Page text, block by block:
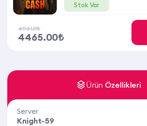
Stok Var
4961.11₺
4465.00₺
Ürün Özellikleri
Server
Knight-59